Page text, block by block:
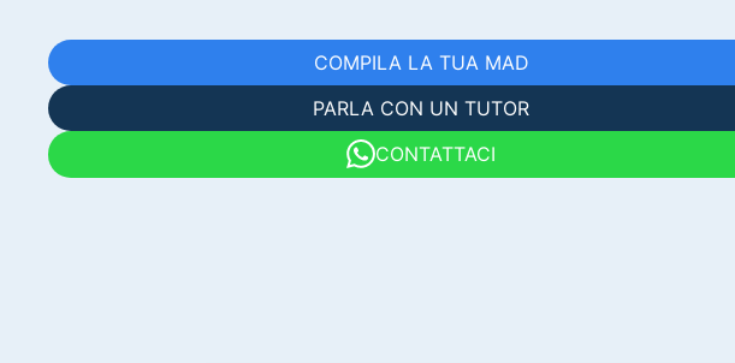
COMPILA LA TUA MAD
PARLA CON UN TUTOR
CONTATTACI